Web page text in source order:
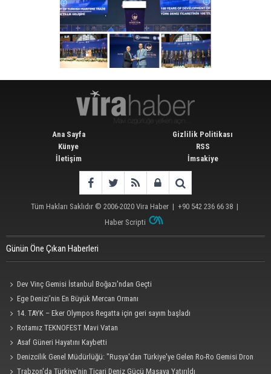
Ana Sayfa
Künye
İletişim
Gizlilik Politikası
RSS
İmsakiye
Tüm Hakları Saklıdır © 2006-2020 Vira Haber | +90 542 236 66 38 |
Haber Scripti
Günün Öne Çıkan Haberleri
Dev Vinç Gemisi İstanbul Boğazı'ndan Geçti
Ege Denizi’nin En Büyük Mercan Ormanı
14. TAYK – Eker Olympos Regatta için geri sayım başladı
Rotamız TEKNOFEST Mavi Vatan
Asaf Güneri Hayatını Kaybetti
Denizcilik Genel Müdürlüğü: "Rusya'dan Türkiye'ye Gelen Ro-Ro Gemisi Dron
Saldırısına Uğradı"
Trabzon'da Türkiye'nin Ticari Deniz Gücü Masaya Yatırıldı